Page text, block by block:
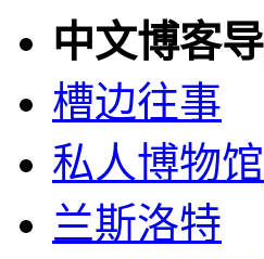
中文博客
槽边往事
私人博物馆
兰斯洛特